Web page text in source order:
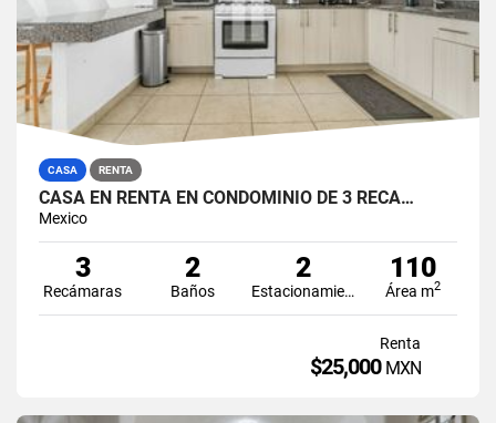
CASA RENTA
CASA EN RENTA EN CONDOMINIO DE 3 RECÁ…
Mexico
3
Recámaras
2
Baños
2
Estacionamiento
110
Área m2
Renta
$25,000 MXN